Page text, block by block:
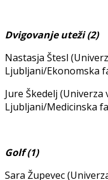
Dvigovanje uteži (2)
Nastasja Štesl
Ljubljani/Ekonomska
Jure Škedelj (Univerza
Ljubljani/Medicinska
Golf (1)
Sara Župevec